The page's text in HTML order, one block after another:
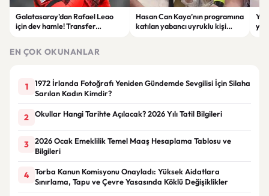
Galatasaray’dan Rafael Leao
için dev hamle! Transfer
Hasan Can Kaya’nın programına
katılan yabancı uyruklu kişi
EN ÇOK OKUNANLAR
1
1972 İrlanda Fotoğrafı Yeniden Gündemde Sevgilisi İçin Silaha
Sarılan Kadın Kimdir?
2 Okullar Hangi Tarihte Açılacak? 2026 Yılı Tatil Bilgileri
3
2026 Ocak Emeklilik Temel Maaş Hesaplama Tablosu ve
Bilgileri
4
Torba Kanun Komisyonu Onayladı: Yüksek Aidatlara
Sınırlama, Tapu ve Çevre Yasasında Köklü Değişiklikler